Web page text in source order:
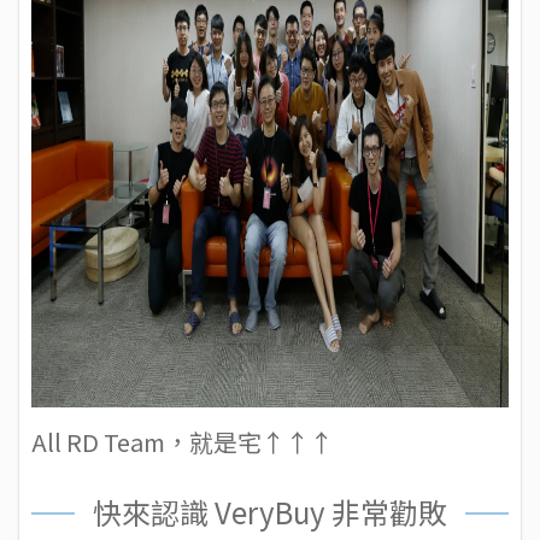
All RD Team，就是宅↑↑↑
快來認識 VeryBuy 非常勸敗